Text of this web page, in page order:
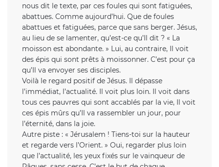
nous dit le texte, par ces foules qui sont fatiguées,
abattues. Comme aujourd’hui. Que de foules
abattues et fatiguées, parce que sans berger. Jésus,
au lieu de se lamenter, qu’est-ce qu’Il dit ? « La
moisson est abondante. » Lui, au contraire, Il voit
des épis qui sont prêts à moissonner. C’est pour ça
qu’Il va envoyer ses disciples.
Voilà le regard positif de Jésus. Il dépasse
l’immédiat, l’actualité. Il voit plus loin. Il voit dans
tous ces pauvres qui sont accablés par la vie, Il voit
ces épis mûrs qu’Il va rassembler un jour, pour
l’éternité, dans la joie.
Autre piste : « Jérusalem ! Tiens-toi sur la hauteur
et regarde vers l’Orient. » Oui, regarder plus loin
que l’actualité, les yeux fixés sur le vainqueur de